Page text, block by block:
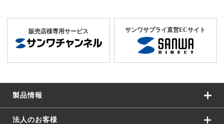
販売店様専用サービス サンワサプライ直営ECサイト
製品情報
法人のお客様